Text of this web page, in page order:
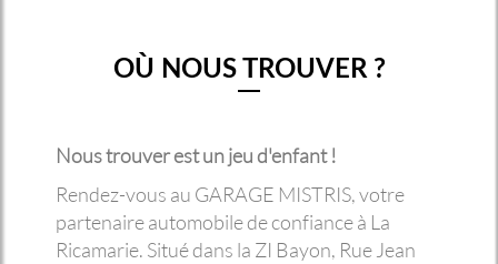
OÙ NOUS TROUVER ?
Nous trouver est un jeu d'enfant !
Rendez-vous au GARAGE MISTRIS, votre
partenaire automobile de confiance à La
Ricamarie. Situé dans la ZI Bayon, Rue Jean